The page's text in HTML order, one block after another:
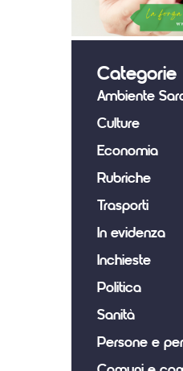
Categorie
Ambiente
Culture
Economia
Rubriche
Trasporti
In evidenza
Inchieste
Politica
Sanità
Persone e